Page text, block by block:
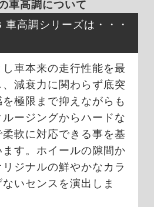
車高調について
高調シリーズは・・・
車本来の走行性能を最
減衰力に関わらず底突
極限まで抑えながらも
ージングからハードな
軟に対応できる事を基
す。ホイールの隙間か
ジナルの鮮やかなカラ
いセンスを演出しま